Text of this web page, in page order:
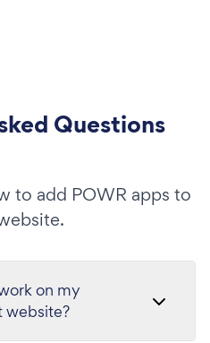
Questions
to add POWR apps to
on my
website?